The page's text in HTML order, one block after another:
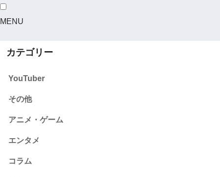
MENU
カテゴリー
YouTuber
その他
アニメ・ゲーム
エンタメ
コラム